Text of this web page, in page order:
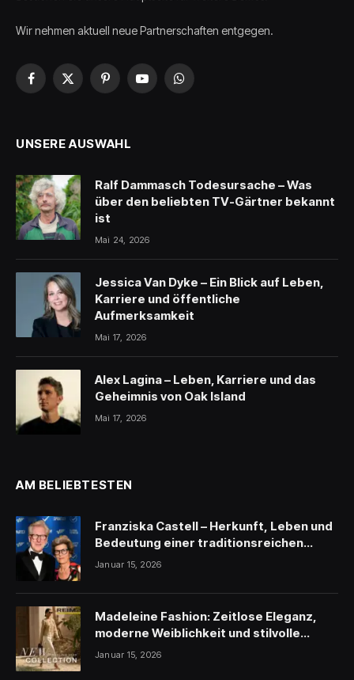
Wir nehmen aktuell neue Partnerschaften entgegen.
Facebook
X
PinterestYouTubeWhatsApp
UNSERE AUSWAHL
Ralf Dammasch Todesursache – Was
über den beliebten TV-Gärtner bekannt
ist
Mai 24, 2026
Jessica Van Dyke – Ein Blick auf Leben,
Karriere und öffentliche
Aufmerksamkeit
Mai 17, 2026
Alex Lagina – Leben, Karriere und das
Geheimnis von Oak Island
Mai 17, 2026
AM BELIEBTESTEN
Franziska Castell – Herkunft, Leben und
Bedeutung einer traditionsreichen
Persönlichkeit
Januar 15, 2026
Madeleine Fashion: Zeitlose Eleganz,
moderne Weiblichkeit und stilvolle
Inspiration
Januar 15, 2026